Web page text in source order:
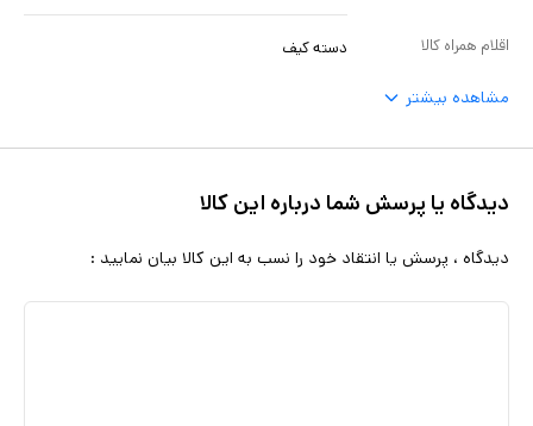
اقلام همراه کالا دسته کیف
مشاهده بیشتر
دیدگاه یا پرسش شما درباره این کالا
دیدگاه ، پرسش یا انتقاد خود را نسب به این کالا بیان نمایید :